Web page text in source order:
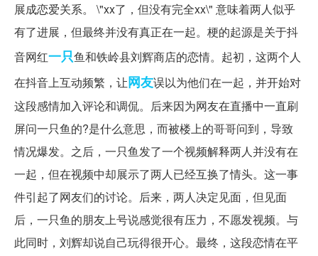
展成恋爱关系。 \"xx了，但没有完全xx\" 意味着两人似乎
有了进展，但最终并没有真正在一起。梗的起源是关于抖
音网红一只鱼和铁岭县刘辉商店的恋情。起初，这两个人
在抖音上互动频繁，让网友误以为他们在一起，并开始对
这段感情加入评论和调侃。后来因为网友在直播中一直刷
屏问一只鱼的?是什么意思，而被楼上的哥哥问到，导致
情况爆发。之后，一只鱼发了一个视频解释两人并没有在
一起，但在视频中却展示了两人已经互换了情头。这一事
件引起了网友们的讨论。后来，两人决定见面，但见面
后，一只鱼的朋友上号说感觉很有压力，不愿发视频。与
此同时，刘辉却说自己玩得很开心。最终，这段恋情在平